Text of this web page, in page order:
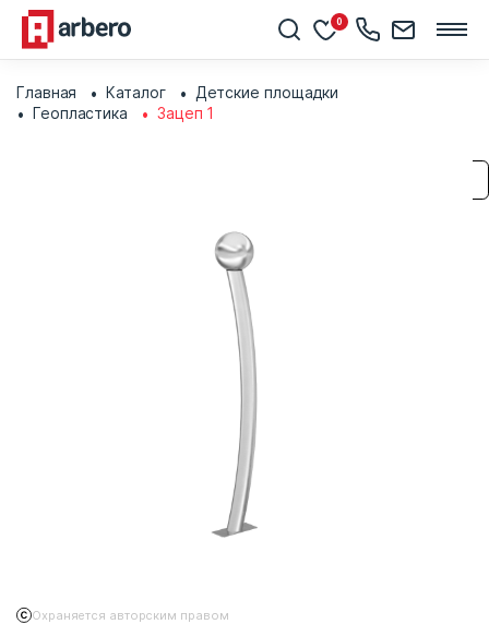
0
Главная Каталог
Детские площадки
Геопластика
Зацеп 1
Охраняется авторским правом